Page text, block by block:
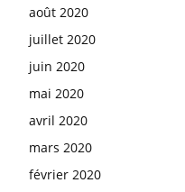
août 2020
juillet 2020
juin 2020
mai 2020
avril 2020
mars 2020
février 2020